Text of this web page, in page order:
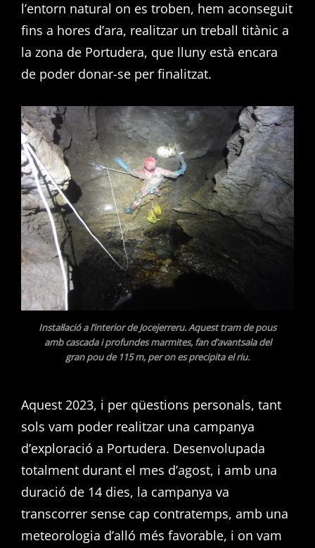
l’entorn natural on es troben, hem aconseguit
fins a hores d’ara, realitzar un treball titànic a
la zona de Portudera, que lluny està encara
de poder donar-se per finalitzat.
Instal·lació a l’interior de Jocejerreru. Aquest tram de pous
amb cascada i profundes marmites, fan d’avantsala del
gran pou de 115 m, per on es precipita el riu.
Aquest 2023, i per qüestions personals, tant
sols vam poder realitzar una campanya
d’exploració a Portudera. Desenvolupada
totalment durant el mes d’agost, i amb una
duració de 14 dies, la campanya va
transcorrer sense cap contratemps, amb una
meteorologia d’alló més favorable, i on vam